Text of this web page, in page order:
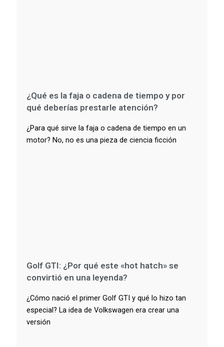
¿Qué es la faja o cadena de tiempo y por
qué deberías prestarle atención?
¿Para qué sirve la faja o cadena de tiempo en un
motor? No, no es una pieza de ciencia ficción
Golf GTI: ¿Por qué este «hot hatch» se
convirtió en una leyenda?
¿Cómo nació el primer Golf GTI y qué lo hizo tan
especial? La idea de Volkswagen era crear una
versión